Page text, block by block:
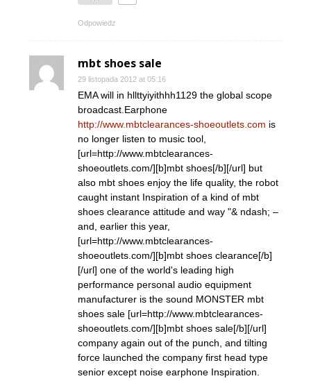
Odpowiedz
mbt shoes sale
29 listopada 2012 at 05:16
EMA will in hllttyiyithhh1129 the global scope
broadcast.Earphone
http://www.mbtclearances-shoeoutlets.com is
no longer listen to music tool,
[url=http://www.mbtclearances-
shoeoutlets.com/][b]mbt shoes[/b][/url] but
also mbt shoes enjoy the life quality, the robot
caught instant Inspiration of a kind of mbt
shoes clearance attitude and way "& ndash; –
and, earlier this year,
[url=http://www.mbtclearances-
shoeoutlets.com/][b]mbt shoes clearance[/b]
[/url] one of the world's leading high
performance personal audio equipment
manufacturer is the sound MONSTER mbt
shoes sale [url=http://www.mbtclearances-
shoeoutlets.com/][b]mbt shoes sale[/b][/url]
company again out of the punch, and tilting
force launched the company first head type
senior except noise earphone Inspiration.